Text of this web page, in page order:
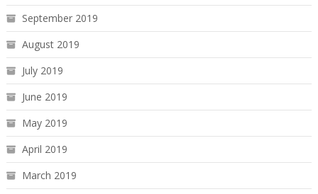
September 2019
August 2019
July 2019
June 2019
May 2019
April 2019
March 2019